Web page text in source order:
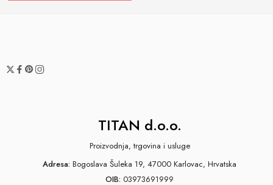
TITAN d.o.o.
Proizvodnja, trgovina i usluge
Adresa: Bogoslava Šuleka 19, 47000 Karlovac, Hrvatska
OIB: 03973691999